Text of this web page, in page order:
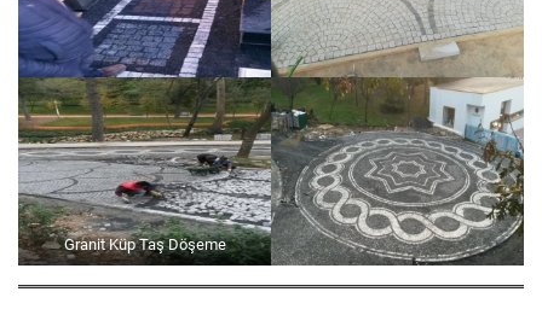
Granit Küp Taş Döşeme